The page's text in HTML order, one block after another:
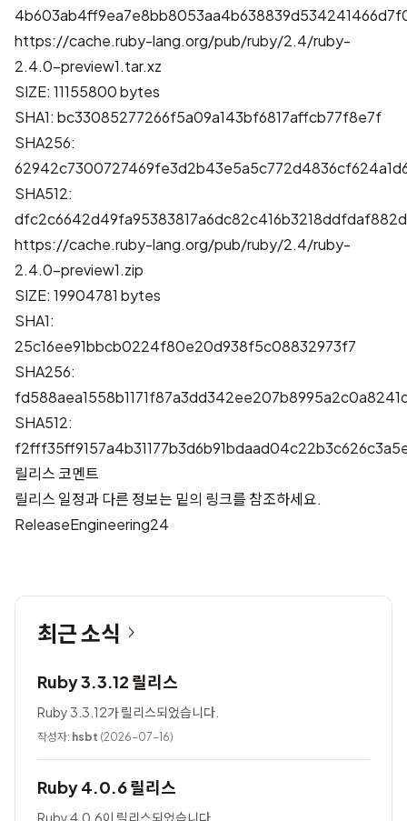
https://cache.ruby-lang.org/pub/ruby/2.4/ruby-
2.4.0-preview1.tar.xz
SIZE: 11155800 bytes
SHA1: bc33085277266f5a09a143bf6817affcb77f8e7f
SHA256:
SHA512:
https://cache.ruby-lang.org/pub/ruby/2.4/ruby-
2.4.0-preview1.zip
SIZE: 19904781 bytes
SHA1:
25c16ee91bbcb0224f80e20d938f5c08832973f7
SHA256:
SHA512:
릴리스 코멘트
릴리스 일정과 다른 정보는 밑의 링크를 참조하세요.
ReleaseEngineering24
최근 소식
Ruby 3.3.12 릴리스
Ruby 3.3.12가 릴리스되었습니다.
작성자: hsbt (2026-07-16)
Ruby 4.0.6 릴리스
Ruby 4.0.6이 릴리스되었습니다.